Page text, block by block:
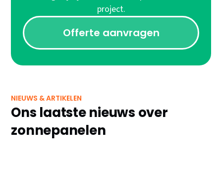
project.
Offerte aanvragen
NIEUWS & ARTIKELEN
Ons laatste nieuws over
zonnepanelen